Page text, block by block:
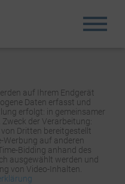
auf Ihrem Endgerät
Daten erfasst und
erfolgt: in gemeinsamer
der Verarbeitung:
Dritten bereitgestellt
Werbung auf anderen
Bidding anhand des
ausgewählt werden und
von Video-Inhalten.